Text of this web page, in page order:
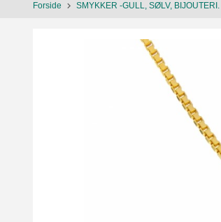
Forside SMYKKER -GULL, SØLV, BIJOUTERI.